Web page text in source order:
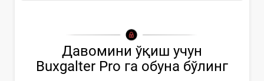
Давомини ўқиш учун
Buxgalter Pro га обуна бўлинг